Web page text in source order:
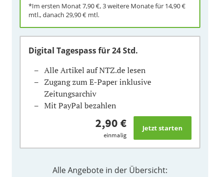
*Im ersten Monat7,90 €, 3 weitere Monate für 14,90 €
mtl., danach 29,90 € mtl.
Digital Tagespassfür 24 Std.
Alle Artikel auf NTZ.de lesen
Zugang zum E-Paper inklusive
Zeitungsarchiv
Mit PayPal bezahlen
2,90 €
einmalig
Alle Angebote in der Übersicht: